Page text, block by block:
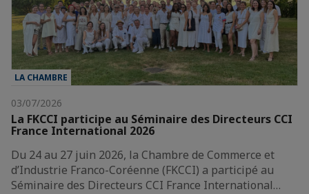
LA CHAMBRE
03/07/2026
La FKCCI participe au Séminaire des Directeurs CCI
France International 2026
Du 24 au 27 juin 2026, la Chambre de Commerce et
d’Industrie Franco-Coréenne (FKCCI) a participé au
Séminaire des Directeurs CCI France International…